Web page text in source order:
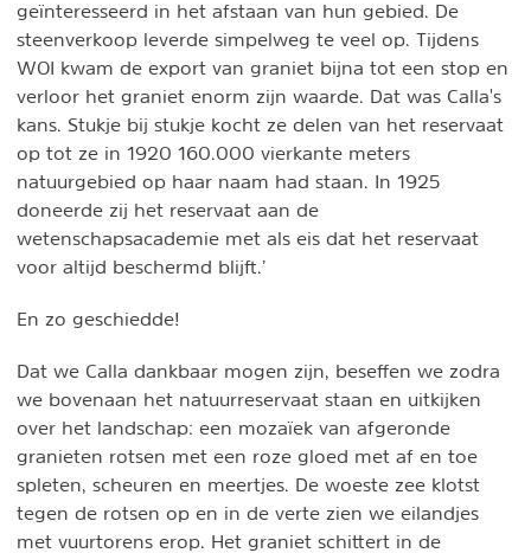
geïnteresseerd in het afstaan van hun gebied. De
steenverkoop leverde simpelweg te veel op. Tijdens
WOI kwam de export van graniet bijna tot een stop en
verloor het graniet enorm zijn waarde. Dat was Calla's
kans. Stukje bij stukje kocht ze delen van het reservaat
op tot ze in 1920 160.000 vierkante meters
natuurgebied op haar naam had staan. In 1925
doneerde zij het reservaat aan de
wetenschapsacademie met als eis dat het reservaat
voor altijd beschermd blijft.’
En zo geschiedde!
Dat we Calla dankbaar mogen zijn, beseffen we zodra
we bovenaan het natuurreservaat staan en uitkijken
over het landschap: een mozaïek van afgeronde
granieten rotsen met een roze gloed met af en toe
spleten, scheuren en meertjes. De woeste zee klotst
tegen de rotsen op en in de verte zien we eilandjes
met vuurtorens erop. Het graniet schittert in de